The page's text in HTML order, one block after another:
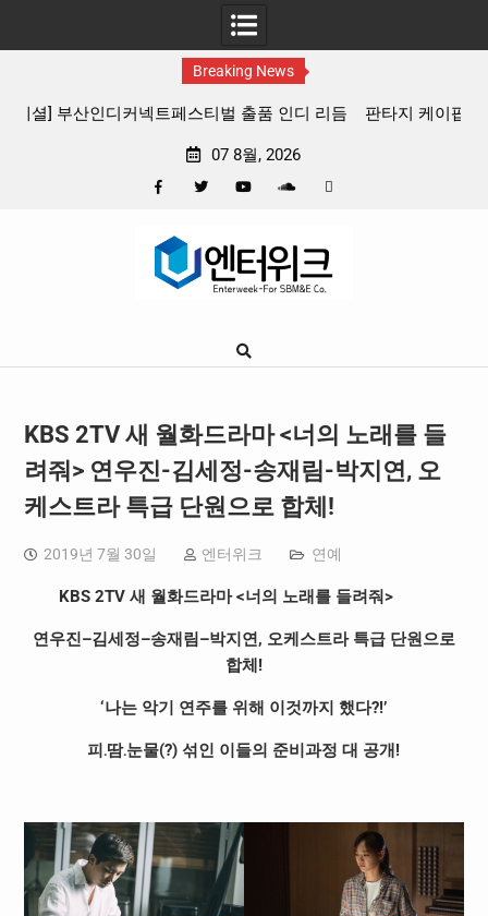
Breaking News
판타지 케이팝 애니메이션 ‘고스트밴드’ 8월 26일(수) 개봉
07 8월, 2026
Google
KBS 2TV 새 월화드라마 <너의 노래를 들
려줘> 연우진-김세정-송재림-박지연, 오
케스트라 특급 단원으로 합체!
2019년 7월 30일 엔터위크 연예
KBS 2TV 새 월화드라마<너의 노래를 들려줘>
연우진–김세정–송재림–박지연, 오케스트라 특급 단원으로
합체!
‘나는 악기 연주를 위해 이것까지 했다?!’
피․땀․눈물(?)섞인 이들의 준비과정 대 공개!